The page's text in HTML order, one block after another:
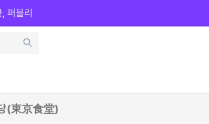
퍼블리
(東京食堂)